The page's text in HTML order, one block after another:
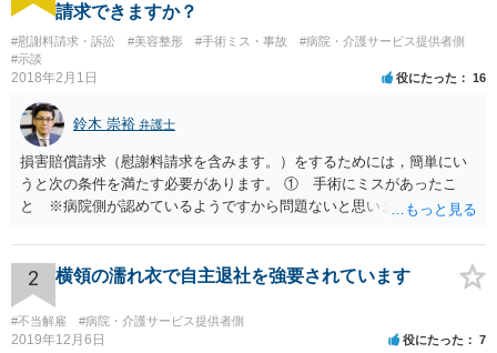
請求できますか？
#慰謝料請求・訴訟 #美容整形 #手術ミス・事故
#病院・介護サービス提供者側
#示談
2018年2月1日 役にたった 16
鈴木 崇裕 弁護士
損害賠償請求（慰謝料請求を含みます。）をするためには，簡単にい
うと次の条件を満たす必要があります。 ① 手術にミスがあったこ
と ※病院側が認めているようですから問題ないと思います。 ② 手
術のミスの「せいで」マスクが外せなくなったこと ④ 仕事を休まな
ければならなくなった「せいで」休業損害が発生したこと ⑤ マスク
を外せなくなった「せいで」経済的に評価できる精神的な損害が発生
したこと 「せいで」と強調した点が，内藤先生のご指摘なさる「相当
因果関係」です。 手術のミスと関係のないことまでは責任追及ができ
2 横領の濡れ衣で自主退社を強要されています
#不当解雇 #病院・介護サービス提供者側
2019年12月6日 役にたった 7